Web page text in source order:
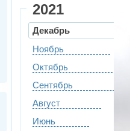
2021
Декабрь
Ноябрь
Октябрь
Сентябрь
Август
Июнь